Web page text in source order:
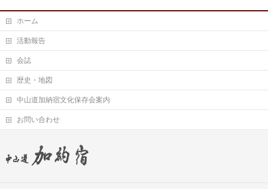
ホーム
活動報告
会誌
歴史・地図
中山道加納宿文化保存会案内
お問い合わせ